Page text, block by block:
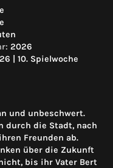
2026
| 10. Spielwoche
und unbeschwert.
durch die Stadt, nach
Freunden ab.
über die Zukunft
bis ihr Vater Bert